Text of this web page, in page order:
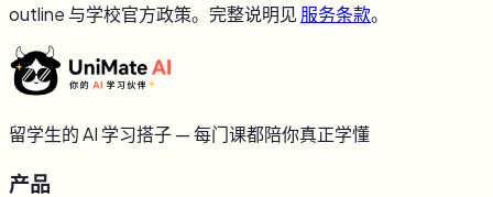
outline 与学校官方政策。完整说明见 服务条款。
留学生的 AI 学习搭子 — 每门课都陪你真正学懂
产品